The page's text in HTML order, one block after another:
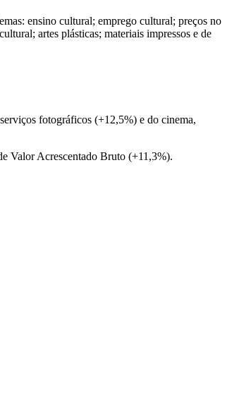
ensino cultural; emprego cultural; preços no
artes plásticas; materiais impressos e de
fotográficos (+12,5%) e do cinema,
Valor Acrescentado Bruto (+11,3%).